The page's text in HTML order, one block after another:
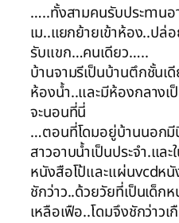
…..ทั้งสามคนรับประทานอ
เม..แยกย้ายเข้าห้อง..ปล่
รับแขก…คนเดียว…..
บ้านจามรีเป็นบ้านตึกชั้นเ
ห้องน้ำ..และมีห้องกลางเ
จะนอนที่นี่
…ตอนที่โดมอยู่บ้านนอก
สาวอาบน้ำเป็นประจำ.แล
หนังสือโป้และแผ่นvcdห
ชักว่าว..ด้วยวัยที่เป็นเด็ก
เหลือเฟือ..โดมจึงชักว่าว